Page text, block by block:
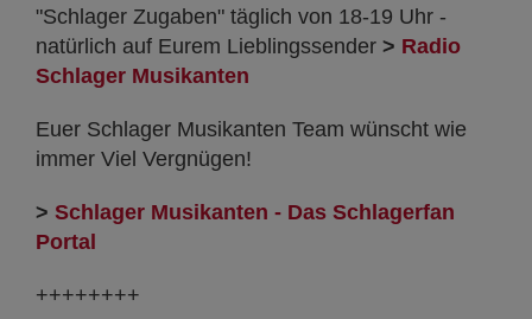
"Schlager Zugaben" täglich von 18-19 Uhr -
natürlich auf Eurem Lieblingssender > Radio
Schlager Musikanten
Euer Schlager Musikanten Team wünscht wie
immer Viel Vergnügen!
> Schlager Musikanten - Das Schlagerfan
Portal
++++++++